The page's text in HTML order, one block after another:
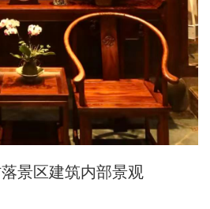
景区建筑内部景观